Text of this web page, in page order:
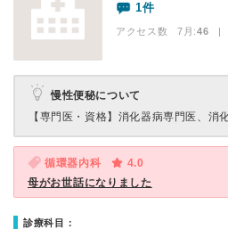
1件
アクセス数 7月:46 |
慢性便秘について
【専門医・資格】 消化器病専門医、消
循環器内科
4.0
母がお世話になりました
診療科目：